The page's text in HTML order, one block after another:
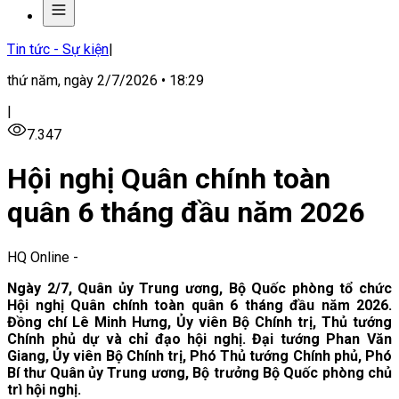
Tin tức - Sự kiện|
thứ năm, ngày 2/7/2026 • 18:29
|
7.347
Hội nghị Quân chính toàn
quân 6 tháng đầu năm 2026
HQ Online -
Ngày 2/7, Quân ủy Trung ương, Bộ Quốc phòng tổ chức
Hội nghị Quân chính toàn quân 6 tháng đầu năm 2026.
Đồng chí Lê Minh Hưng, Ủy viên Bộ Chính trị, Thủ tướng
Chính phủ dự và chỉ đạo hội nghị.Đại tướng Phan Văn
Giang, Ủy viên Bộ Chính trị, Phó Thủ tướng Chính phủ, Phó
Bí thư Quân ủy Trung ương, Bộ trưởng Bộ Quốc phòng chủ
trì hội nghị.